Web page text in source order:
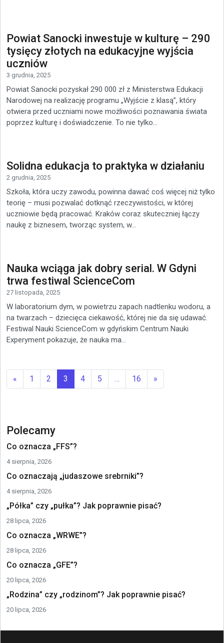
Powiat Sanocki inwestuje w kulturę – 290
tysięcy złotych na edukacyjne wyjścia
uczniów
3 grudnia, 2025
Powiat Sanocki pozyskał 290 000 zł z Ministerstwa Edukacji
Narodowej na realizację programu „Wyjście z klasą”, który
otwiera przed uczniami nowe możliwości poznawania świata
poprzez kulturę i doświadczenie. To nie tylko...
Solidna edukacja to praktyka w działaniu
2 grudnia, 2025
Szkoła, która uczy zawodu, powinna dawać coś więcej niż tylko
teorię – musi pozwalać dotknąć rzeczywistości, w której
uczniowie będą pracować. Kraków coraz skuteczniej łączy
naukę z biznesem, tworząc system, w...
Nauka wciąga jak dobry serial. W Gdyni
trwa festiwal ScienceCom
27 listopada, 2025
W laboratorium dym, w powietrzu zapach nadtlenku wodoru, a
na twarzach – dziecięca ciekawość, której nie da się udawać.
Festiwal Nauki ScienceCom w gdyńskim Centrum Nauki
Experyment pokazuje, że nauka ma...
« 1 2 3 4 5 … 16 »
Polecamy
Co oznacza „FFS”?
4 sierpnia, 2026
Co oznaczają „judaszowe srebrniki”?
4 sierpnia, 2026
„Półka” czy „pułka”? Jak poprawnie pisać?
28 lipca, 2026
Co oznacza „WRWE”?
28 lipca, 2026
Co oznacza „GFE”?
20 lipca, 2026
„Rodzina” czy „rodzinom”? Jak poprawnie pisać?
20 lipca, 2026